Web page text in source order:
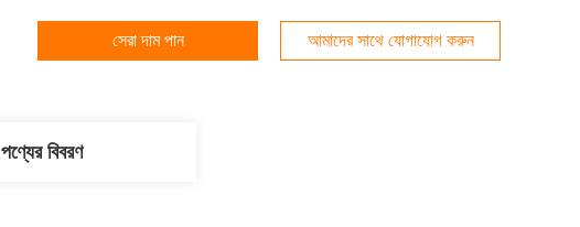
সেরা দাম পান আমাদের সাথে যোগাযোগ করুন
পণ্যের বিবরণ